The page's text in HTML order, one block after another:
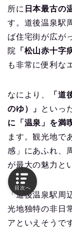
所に 日本最古の
す。道後温泉駅
ば住宅街が広が
院
「松山赤十字
も非常に便利な
なにより、
「道
のゆ）」
といっ
に「温泉」を満
ます。観光地で
感」にあふれ、
が最大の魅力と
「道後温泉駅周
光地独特の非日
アといえそうで
目次へ